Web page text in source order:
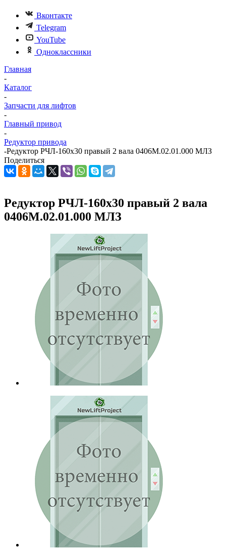
Вконтакте
Telegram
YouTube
Одноклассники
Главная
-
Каталог
-
Запчасти для лифтов
-
Главный привод
-
Редуктор привода
-Редуктор РЧЛ-160х30 правый 2 вала 0406М.02.01.000 МЛЗ
Поделиться
Редуктор РЧЛ-160х30 правый 2 вала
0406М.02.01.000 МЛЗ